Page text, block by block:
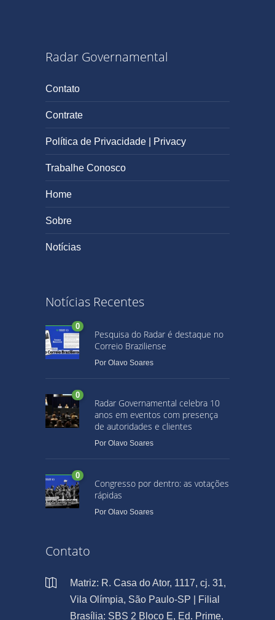
Radar Governamental
Contato
Contrate
Política de Privacidade | Privacy
Trabalhe Conosco
Home
Sobre
Notícias
Notícias Recentes
0
Pesquisa do Radar é destaque no
Correio Braziliense
Por Olavo Soares
0
Radar Governamental celebra 10
anos em eventos com presença
de autoridades e clientes
Por Olavo Soares
0
Congresso por dentro: as votações
rápidas
Por Olavo Soares
Contato
Matriz: R. Casa do Ator, 1117, cj. 31,
Vila Olímpia, São Paulo-SP | Filial
Brasília: SBS 2 Bloco E, Ed. Prime,